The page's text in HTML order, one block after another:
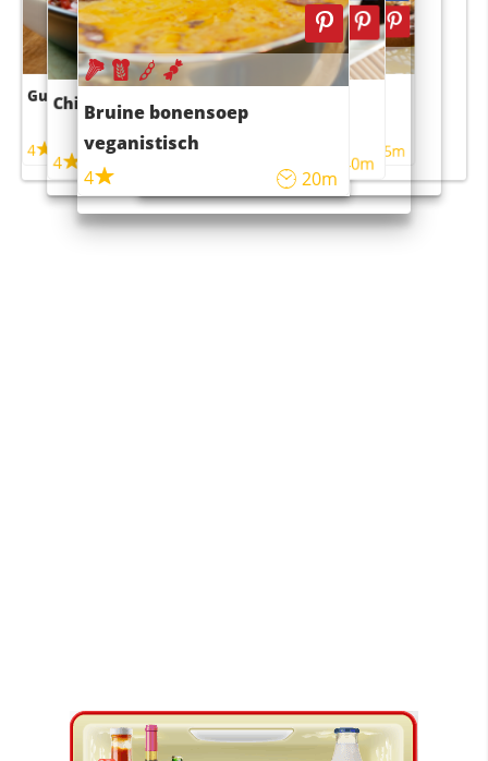
Guacamole
4
Chili con carne
4
Bruine bonensoep
veganistisch
4
20m
Sushi rijstsalade
maaltijdsalade
40m
4 55m